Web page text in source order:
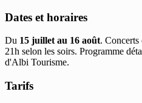
Dates et horaires
Du 15 juillet au 16 août. Concerts
21h selon les soirs. Programme
d'Albi Tourisme.
Tarifs